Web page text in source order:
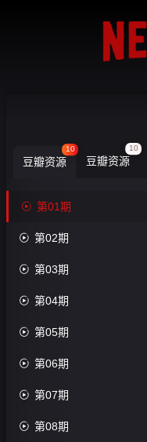
男
人
时
01
期
第9

藏
分：
豆瓣资源
10
豆瓣资源
10
 第01期
 第02期
 第03期
 第04期
 第05期
 第06期
 第07期
 第08期